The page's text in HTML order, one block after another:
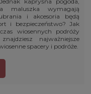
maluszka wymagają
i akcesoria będą
i bezpieczeństwo? Jak
wiosennych podróży
najważniejsze
spacery i podróże.